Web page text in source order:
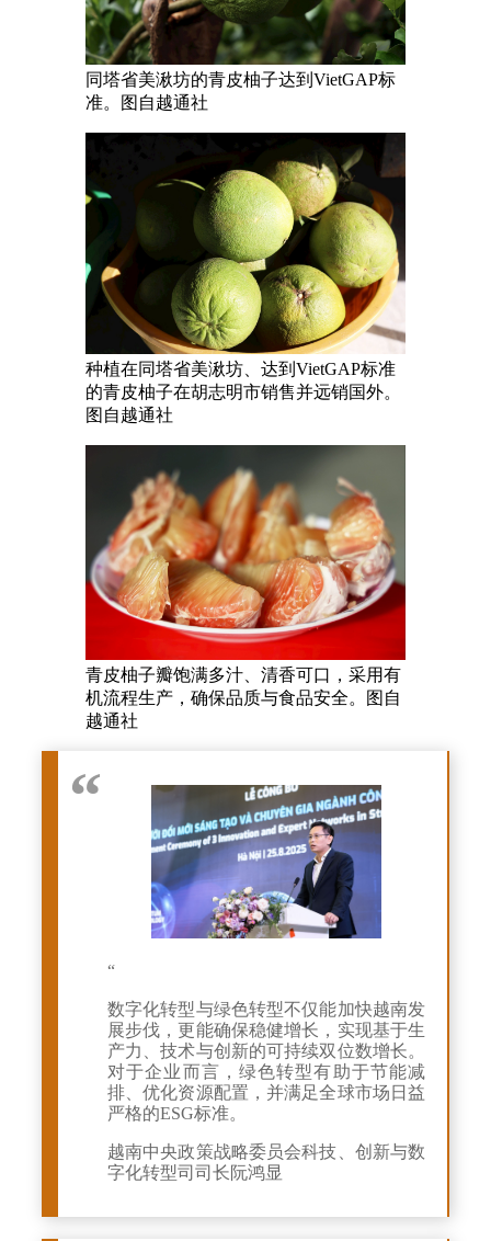
同塔省美湫坊的青皮柚子达到VietGAP标
准。图自越通社
种植在同塔省美湫坊、达到VietGAP标准
的青皮柚子在胡志明市销售并远销国外。
图自越通社
青皮柚子瓣饱满多汁、清香可口，采用有
机流程生产，确保品质与食品安全。图自
越通社
“
数字化转型与绿色转型不仅能加快越南发
展步伐，更能确保稳健增长，实现基于生
产力、技术与创新的可持续双位数增长。
对于企业而言，绿色转型有助于节能减
排、优化资源配置，并满足全球市场日益
严格的ESG标准。
越南中央政策战略委员会科技、创新与数
字化转型司司长阮鸿显